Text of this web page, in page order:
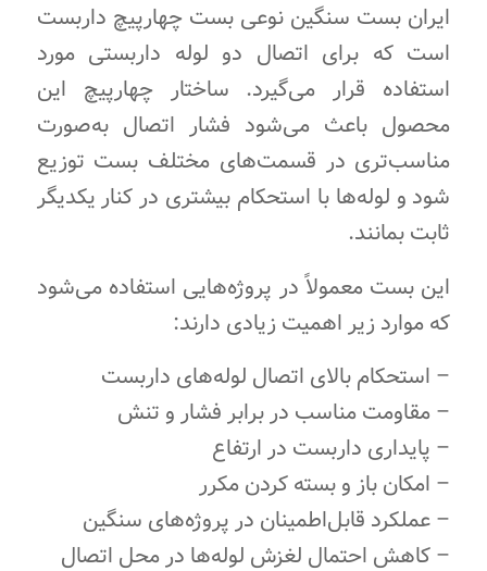
ایران بست سنگین نوعی بست چهارپیچ داربست
است که برای اتصال دو لوله داربستی مورد
استفاده قرار می‌گیرد. ساختار چهارپیچ این
محصول باعث می‌شود فشار اتصال به‌صورت
مناسب‌تری در قسمت‌های مختلف بست توزیع
شود و لوله‌ها با استحکام بیشتری در کنار یکدیگر
ثابت بمانند.
این بست معمولاً در پروژه‌هایی استفاده می‌شود
که موارد زیر اهمیت زیادی دارند:
– استحکام بالای اتصال لوله‌های داربست
– مقاومت مناسب در برابر فشار و تنش
– پایداری داربست در ارتفاع
– امکان باز و بسته کردن مکرر
– عملکرد قابل‌اطمینان در پروژه‌های سنگین
– کاهش احتمال لغزش لوله‌ها در محل اتصال